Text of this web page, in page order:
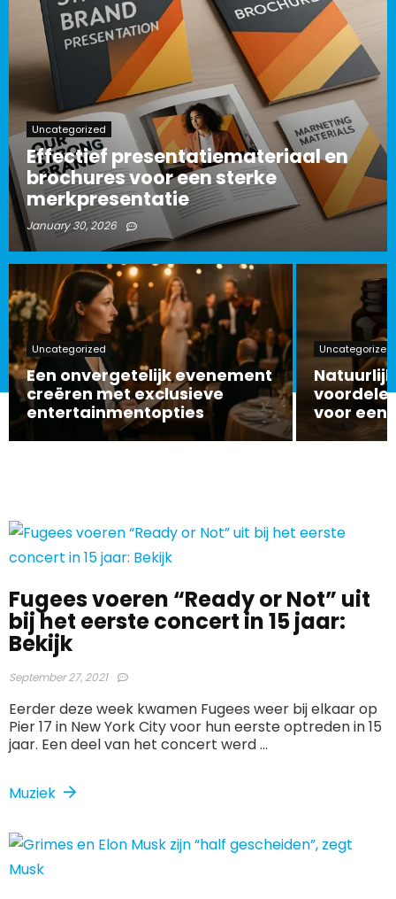
Uncategorized
Effectief presentatiemateriaal en
brochures voor een sterke
merkpresentatie
January 30, 2026
Uncategorized
Een onvergetelijk evenement
creëren met exclusieve
entertainmentopties
Uncategorized
voor een
Fugees voeren “Ready or Not” uit
bij het eerste concert in 15 jaar:
Bekijk
September 27, 2021
Eerder deze week kwamen Fugees weer bij elkaar op
Pier 17 in New York City voor hun eerste optreden in 15
jaar. Een deel van het concert werd ...
Muziek